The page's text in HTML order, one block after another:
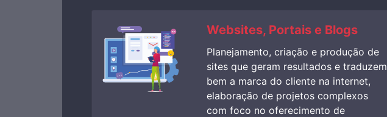
Websites, Portais e Blogs
Planejamento, criação e produção de
sites que geram resultados e traduzem
bem a marca do cliente na internet,
elaboração de projetos complexos
com foco no oferecimento de